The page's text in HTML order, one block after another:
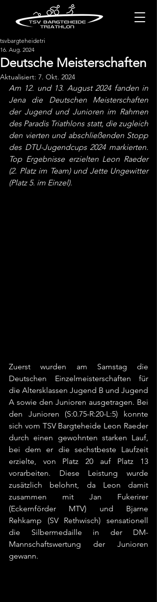
Deutsche Meisterschaften
tsvbargteheidetri
16. Aug. 2024
Aktualisiert: 7. Okt. 2024
Am 12. und 13. August 2024 fanden in
Jena die Deutschen Meisterschaften
der Jugend und Junioren im Rahmen
des Paradis Triathlons statt, die zugleich
den vierten und abschließenden Stopp
des DTU-Jugendcups 2024 markierten.
Top Ergebnisse erzielten Leon Raeder
(2. Platz im Team) und Jette Ungewitter
(Platz 5. im Einzel).
Zuerst wurden am Samstag die
Deutschen Einzelmeisterschaften für
die Altersklassen Jugend B und Jugend
A sowie den Junioren ausgetragen. Bei
den Junioren (S:0.75-R:20-L:5) konnte
sich vom TSV Bargteheide Leon Raeder
durch einen gewohnten starken Lauf,
bei dem er die sechstbeste Laufzeit
erzielte, von Platz 20 auf Platz 13
vorarbeiten. Diese Leistung wurde
zusätzlich belohnt, da Leon damit
zusammen mit Jan Fukerirer
(Eckernförder MTV) und Bjarne
Rehkamp (SV Rethwisch) sensationell
die Silbermedaille in der DM-
Mannschaftswertung der Junioren
gewann.